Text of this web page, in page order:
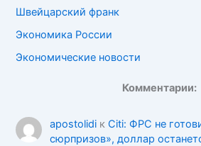
Швейцарский франк
Экономика России
Экономические новости
Комментарии:
apostolidiк Citi: ФРС не
сюрпризов», доллар